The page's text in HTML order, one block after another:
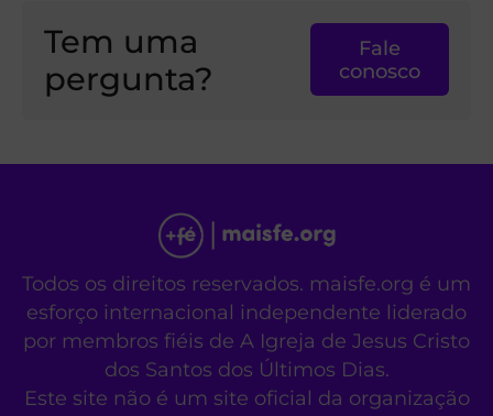
Tem uma
pergunta?
Fale
conosco
Todos os direitos reservados. maisfe.org é um
esforço internacional independente liderado
por membros fiéis de A Igreja de Jesus Cristo
dos Santos dos Últimos Dias.
Este site não é um site oficial da organização